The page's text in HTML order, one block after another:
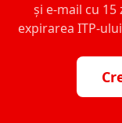
și e-mail cu
expirarea ITP-